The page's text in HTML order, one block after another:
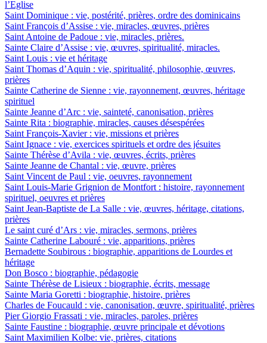
l’Eglise
Saint Dominique : vie, postérité, prières, ordre des dominicains
Saint François d’Assise : vie, miracles, œuvres, prières
Saint Antoine de Padoue : vie, miracles, prières.
Sainte Claire d’Assise : vie, œuvres, spiritualité, miracles.
Saint Louis : vie et héritage
Saint Thomas d’Aquin : vie, spiritualité, philosophie, œuvres,
prières
Sainte Catherine de Sienne : vie, rayonnement, œuvres, héritage
spirituel
Sainte Jeanne d’Arc : vie, sainteté, canonisation, prières
Sainte Rita : biographie, miracles, causes désespérées
Saint François-Xavier : vie, missions et prières
Saint Ignace : vie, exercices spirituels et ordre des jésuites
Sainte Thérèse d’Avila : vie, œuvres, écrits, prières
Sainte Jeanne de Chantal : vie, œuvre, prières
Saint Vincent de Paul : vie, oeuvres, rayonnement
Saint Louis-Marie Grignion de Montfort : histoire, rayonnement
spirituel, oeuvres et prières
Saint Jean-Baptiste de La Salle : vie, œuvres, héritage, citations,
prières
Le saint curé d’Ars : vie, miracles, sermons, prières
Sainte Catherine Labouré : vie, apparitions, prières
Bernadette Soubirous : biographie, apparitions de Lourdes et
héritage
Don Bosco : biographie, pédagogie
Sainte Thérèse de Lisieux : biographie, écrits, message
Sainte Maria Goretti : biographie, histoire, prières
Charles de Foucauld : vie, canonisation, œuvre, spiritualité, prières
Pier Giorgio Frassati : vie, miracles, paroles, prières
Sainte Faustine : biographie, œuvre principale et dévotions
Saint Maximilien Kolbe: vie, prières, citations